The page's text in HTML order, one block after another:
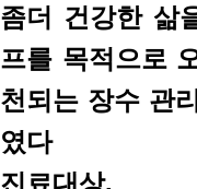
좀더 건강한 삶
프를 목적으로
천되는 장수 관
였다
진료대상.